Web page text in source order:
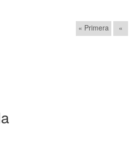
« Primera
«